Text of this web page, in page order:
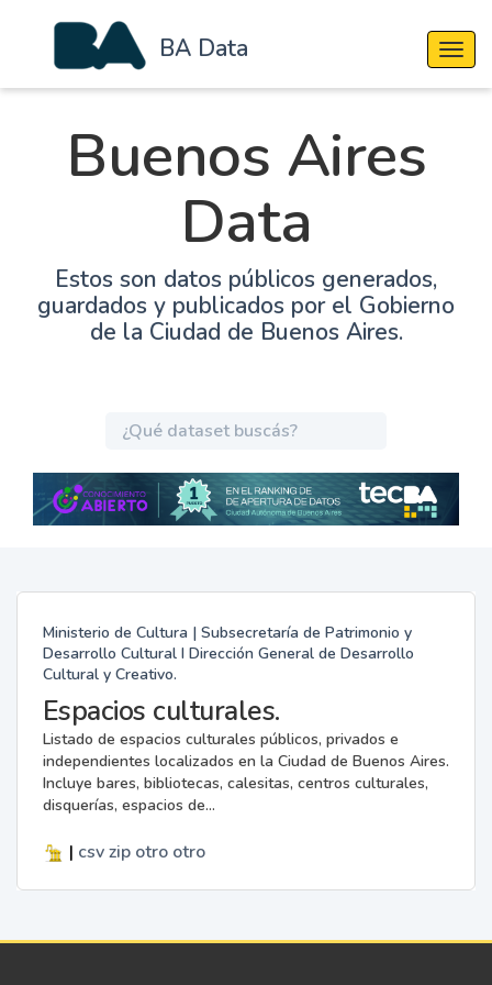
BA Data
Buenos Aires
Data
Estos son datos públicos generados,
guardados y publicados por el Gobierno
de la Ciudad de Buenos Aires.
Ministerio de Cultura | Subsecretaría de Patrimonio y
Desarrollo Cultural I Dirección General de Desarrollo
Cultural y Creativo.
Espacios culturales.
Listado de espacios culturales públicos, privados e
independientes localizados en la Ciudad de Buenos Aires.
Incluye bares, bibliotecas, calesitas, centros culturales,
disquerías, espacios de...
| csv zip otro otro